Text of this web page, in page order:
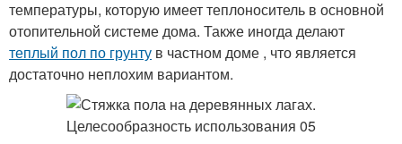
температуры, которую имеет теплоноситель в основной
отопительной системе дома. Также иногда делают
теплый пол по грунту в частном доме , что является
достаточно неплохим вариантом.